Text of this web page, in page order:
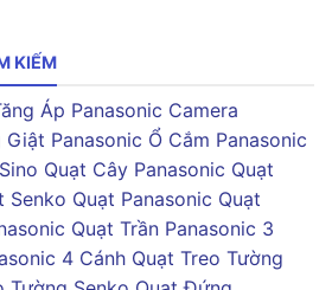
KIẾM
Áp Panasonic Camera
Giật Panasonic Ổ Cắm Panasonic
Quạt Cây Panasonic Quạt
Senko Quạt Panasonic Quạt
Quạt Trần Panasonic 3
4 Cánh Quạt Treo Tường